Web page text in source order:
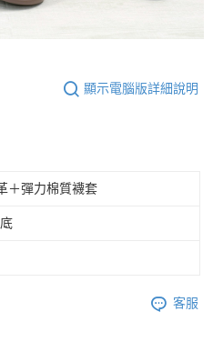
顯示電腦版詳細說明
＋彈力棉質襪套
客服